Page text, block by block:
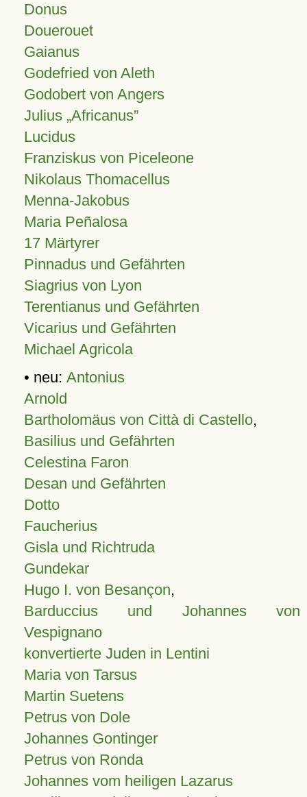
Donus
Douerouet
Gaianus
Godefried von Aleth
Godobert von Angers
Julius Africanus
Lucidus
Franziskus von Piceleone
Nikolaus Thomacellus
Menna-Jakobus
Maria Peñalosa
17 Märtyrer
Pinnadus und Gefährten
Siagrius von Lyon
Terentianus und Gefährten
Vicarius und Gefährten
Michael Agricola
• neu: Antonius
Arnold
Bartholomäus von Città di Castello,
Basilius und Gefährten
Celestina Faron
Desan und Gefährten
Dotto
Faucherius
Gisla und Richtruda
Gundekar
Hugo I. von Besançon,
Barduccius und Johannes von
Vespignano
konvertierte Juden in Lentini
Maria von Tarsus
Martin Suetens
Petrus von Dole
Johannes Gontinger
Petrus von Ronda
Johannes vom heiligen Lazarus